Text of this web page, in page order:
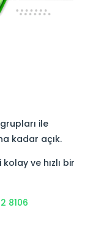
ile
kadar açık.
ve hızlı bir
8106